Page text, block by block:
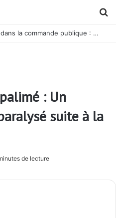
Lutte contre la corruption dans la commande publique : Qu’est-ce qui explique le silence du parquet général sur les dossiers de l’ARCOP?
: Un
suite à la
de lecture